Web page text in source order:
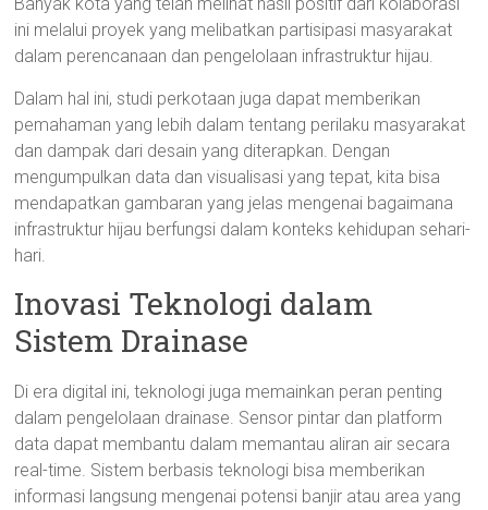
ini melalui proyek yang melibatkan partisipasi masyarakat
dalam perencanaan dan pengelolaan infrastruktur hijau.
Dalam hal ini, studi perkotaan juga dapat memberikan
pemahaman yang lebih dalam tentang perilaku masyarakat
dan dampak dari desain yang diterapkan. Dengan
mengumpulkan data dan visualisasi yang tepat, kita bisa
mendapatkan gambaran yang jelas mengenai bagaimana
infrastruktur hijau berfungsi dalam konteks kehidupan sehari-
hari.
Inovasi Teknologi dalam
Sistem Drainase
Di era digital ini, teknologi juga memainkan peran penting
dalam pengelolaan drainase. Sensor pintar dan platform
data dapat membantu dalam memantau aliran air secara
real-time. Sistem berbasis teknologi bisa memberikan
informasi langsung mengenai potensi banjir atau area yang